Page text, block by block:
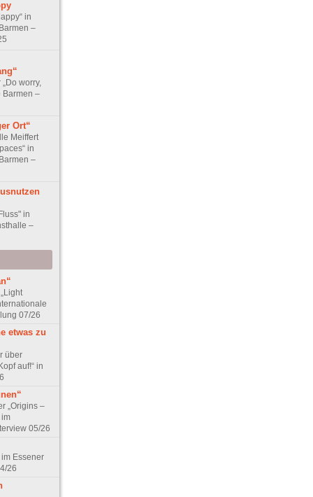
in
–
worry,
Barmen –
Ort“
Meiffert
in
–
in
–
07/26
etwas zu
über
auf!“ in
„Origins –
im
05/26
Essener
26